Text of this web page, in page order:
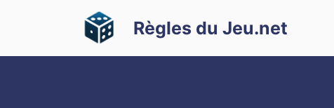
Règles du Jeu.net